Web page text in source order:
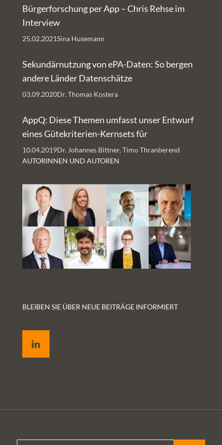
Bürgerforschung per App – Chris Rehse im
Interview
Sina Husemann
25.02.2021
Sekundärnutzung von ePA-Daten: So bergen
andere Länder Datenschätze
Dr. Thomas Kostera
03.09.2020
AppQ: Diese Themen umfasst unser Entwurf
eines Gütekriterien-Kernsets für
Gesundheits-AppsDr. Johannes Bittner, Timo Thranberend
10.04.2019
AUTORINNEN UND AUTOREN
BLEIBEN SIE ÜBER NEUE BEITRÄGE INFORMIERT